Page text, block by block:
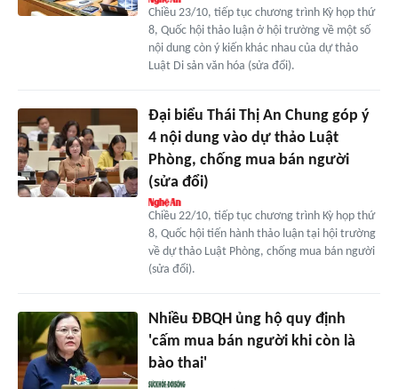
Chiều 23/10, tiếp tục chương trình Kỳ họp thứ
8, Quốc hội thảo luận ở hội trường về một số
nội dung còn ý kiến khác nhau của dự thảo
Luật Di sản văn hóa (sửa đổi).
Đại biểu Thái Thị An Chung góp ý
4 nội dung vào dự thảo Luật
Phòng, chống mua bán người
(sửa đổi)
Chiều 22/10, tiếp tục chương trình Kỳ họp thứ
8, Quốc hội tiến hành thảo luận tại hội trường
về dự thảo Luật Phòng, chống mua bán người
(sửa đổi).
Nhiều ĐBQH ủng hộ quy định
'cấm mua bán người khi còn là
bào thai'